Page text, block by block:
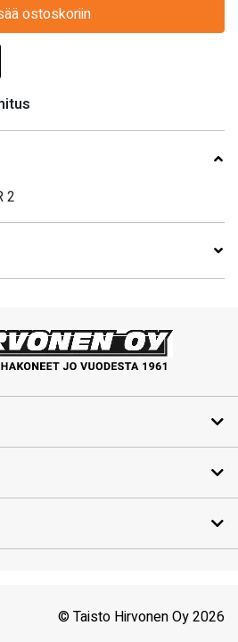
on:
ostoskoriin
2
© Taisto Hirvonen Oy 2026